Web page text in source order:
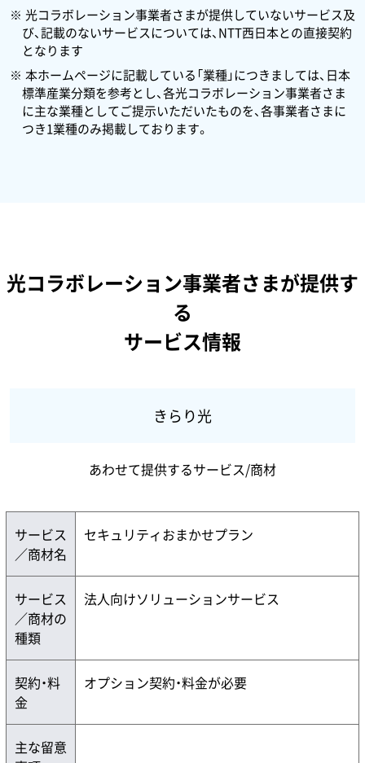
光コラボレーション事業者さまが提供していないサービス及
び、記載のないサービスについては、NTT西日本との直接契約
となります
本ホームページに記載している「業種」につきましては、日本
標準産業分類を参考とし、各光コラボレーション事業者さま
に主な業種としてご提示いただいたものを、各事業者さまに
つき1業種のみ掲載しております。
光コラボレーション事業者さまが提供す
る
サービス情報
きらり光
あわせて提供するサービス/商材
サービス
／商材名
セキュリティおまかせプラン
サービス
／商材の
種類
法人向けソリューションサービス
契約・料
金
オプション契約・料金が必要
主な留意